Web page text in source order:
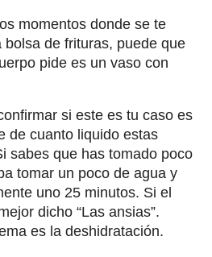
momentos donde se te
de frituras, puede que
pide es un vaso con
si este es tu caso es
de cuanto liquido estas
sabes que has tomado poco
tomar un poco de agua y
uno 25 minutos. Si el
dicho “Las ansias”.
es la deshidratación.